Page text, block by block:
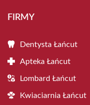
FIRMY
Dentysta Łańcut
Apteka Łańcut
Lombard Łańcut
Kwiaciarnia Łańcut